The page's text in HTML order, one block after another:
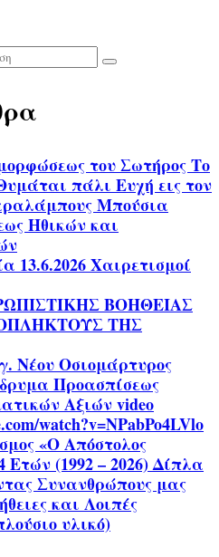
του Σωτήρος Το
πάλι Ευχή εις τον
Μπούσια
Ηθικών και
13.6.2026 Χαιρετισμοί
ΒΟΗΘΕΙΑΣ
ΤΗΣ
Νέου Οσιομάρτυρος
Προασπίσεως
Αξιών video
watch?v=NPabPo4LVlo
«Ο Απόστολος
Ετών (1992 – 2026) Δίπλα
Συνανθρώπους μας
και Λοιπές
υλικό)